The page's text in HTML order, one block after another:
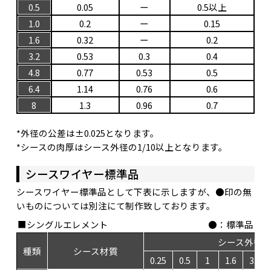
0.5
0.05 ー
0.5以上
1.0
0.2 ー
0.15
1.6
0.32 ー
0.2
3.2
0.53 0.3
0.4
4.8
0.77 0.53
0.5
6.4
1.14 0.76
0.6
8
1.3 0.96 0.7
*外径の公差は±0.025となります。
*シースの肉厚はシース外径の1/10以上となります。
シースワイヤー標準品
シースワイヤー標準品として下表に示しますが、●印の無
いものについては別注にて制作致しております。
■シングルエレメント
● ：標準品
種類 シース材質
シース外径
0.25
0.5 1 1.6 3.2